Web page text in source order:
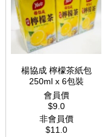
楊協成 檸檬茶紙包
250ml x 6包裝
會員價
$9.0
非會員價
$11.0